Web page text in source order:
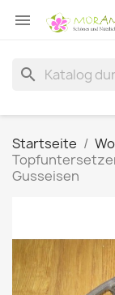

search
Startseite
Gusseisen